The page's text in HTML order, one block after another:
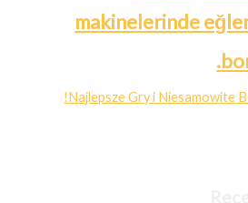
makinelerinde
Najlepsze Gry i Niesamowite